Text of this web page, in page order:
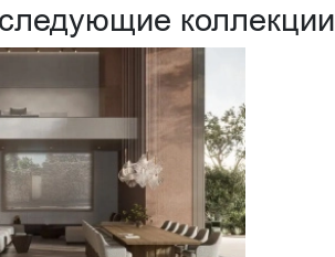
коллекции